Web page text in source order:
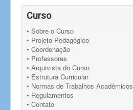
Você está aqui:
Curso
• Sobre o Curso
• Projeto Pedagógico
• Coordenação
• Professores
• Arquivista do Curso
• Estrutura Curricular
• Normas de Trabalhos Acadêmicos
• Regulamentos
• Contato